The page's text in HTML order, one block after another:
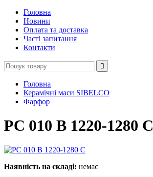
Головна
Новини
Оплата та доставка
Часті запитання
Контакти
Головна
Керамічні маси SIBELСO
Фарфор
РC 010 В 1220-1280 С
Наявність на складі: немає